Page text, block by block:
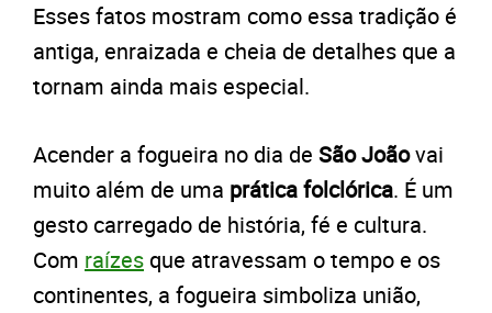
Esses fatos mostram como essa tradição é
antiga, enraizada e cheia de detalhes que a
tornam ainda mais especial.
Acender a fogueira no dia de São Joãovai
muito além de uma prática folclórica. É um
gesto carregado de história, fé e cultura.
Com raízes que atravessam o tempo e os
continentes, a fogueira simboliza união,